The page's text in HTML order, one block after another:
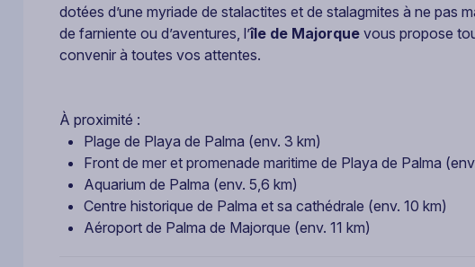
dotées d’une myriade de stalactites et de stalagmites à ne pas
de farniente ou d’aventures, l’île de Majorque vous propose
convenir à toutes vos attentes.
À proximité :
Plage de Playa de Palma (env. 3 km)
Front de mer et promenade maritime de Playa de Palma
Aquarium de Palma (env. 5,6 km)
Centre historique de Palma et sa cathédrale (env. 10 km)
Aéroport de Palma de Majorque (env. 11 km)